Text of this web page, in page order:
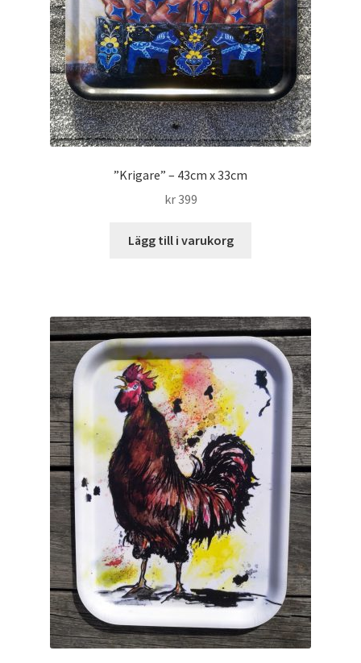
”Krigare” – 43cm x 33cm
kr399
Lägg till i varukorg